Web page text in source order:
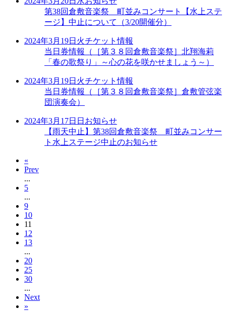
第38回倉敷音楽祭 町並みコンサート【水上ステ
ージ】中止について（3/20開催分）
2024年3月19日 火チケット情報
当日券情報（［第３８回倉敷音楽祭］北翔海莉
「春の歌祭り」～心の花を咲かせましょう～）
2024年3月19日 火チケット情報
当日券情報（［第３８回倉敷音楽祭］倉敷管弦楽
団演奏会）
2024年3月17日 日 お知らせ
【雨天中止】第38回倉敷音楽祭 町並みコンサー
ト水上ステージ中止のお知らせ
«
Prev
...
5
...
9
10
11
12
13
...
20
25
30
...
Next
»